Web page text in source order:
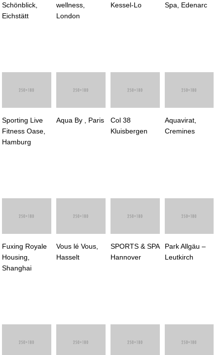
Schönblick,
Eichstätt
wellness,
London
Kessel-Lo
Spa, Edenarc
Sporting Live
Fitness Oase,
Hamburg
Aqua By , Paris
Col 38
Kluisbergen
Aquavirat,
Cremines
Fuxing Royale
Housing,
Shanghai
Vous lé Vous,
Hasselt
SPORTS & SPA
Hannover
Park Allgäu –
Leutkirch